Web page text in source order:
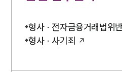
형사 · 전자금융거래법위
형사 · 사기죄